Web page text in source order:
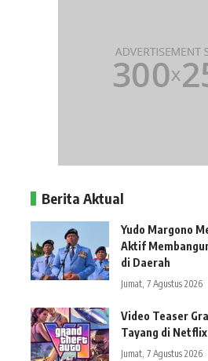
Berita Aktual
Yudo Margono
Aktif
di Daerah
Jumat, 7 Agustus 2026
Video Teaser
Tayang di
Jumat, 7 Agustus 2026